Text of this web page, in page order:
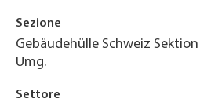
Sezione
Gebäudehülle Schweiz
Umg.
Settore